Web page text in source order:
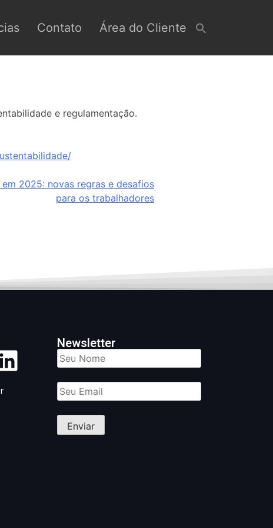
Contato Área do Cliente
e regulamentação.
2025: novas regras e desafios
para os trabalhadores
Newsletter